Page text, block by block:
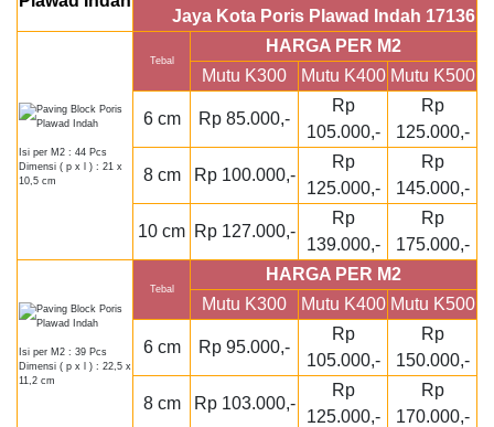
Jaya Kota Poris Plawad Indah 17136
Isi per M2 : 44 Pcs
Dimensi ( p x l ) : 21 x
10,5 cm
Tebal
HARGA PER M2
Mutu K300
Mutu K400 Mutu K500
6 cm Rp 85.000,-
Rp
105.000,-
Rp
125.000,-
8 cm Rp 100.000,-
Rp
125.000,-
Rp
145.000,-
10 cm Rp 127.000,-
Rp
139.000,-
Rp
175.000,-
Isi per M2 : 39 Pcs
Dimensi ( p x l ) : 22,5 x
11,2 cm
Tebal
HARGA PER M2
Mutu K300
Mutu K400 Mutu K500
6 cm Rp 95.000,-
Rp
105.000,-
Rp
150.000,-
8 cm Rp 103.000,-
Rp
125.000,-
Rp
170.000,-